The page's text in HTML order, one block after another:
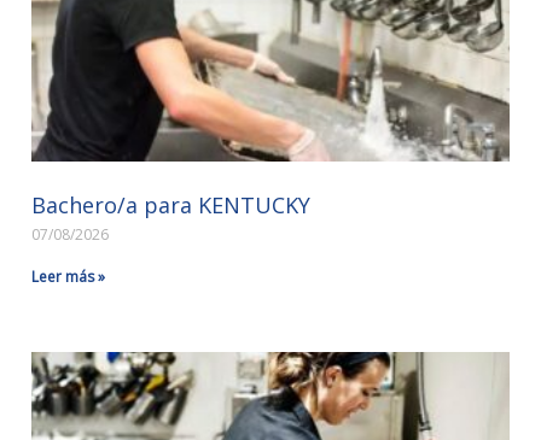
Bachero/a para KENTUCKY
07/08/2026
Leer más »